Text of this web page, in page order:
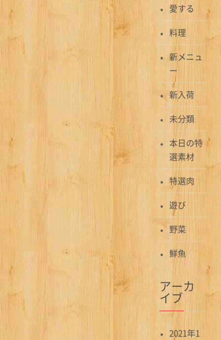
愛する
料理
新メニュ
ー
新入荷
未分類
本日の特
選素材
特選肉
遊び
野菜
鮮魚
アーカ
イブ
2021年1